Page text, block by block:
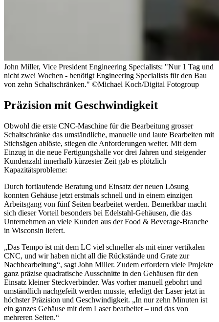
John Miller, Vice President Engineering Specialists: "Nur 1 Tag und
nicht zwei Wochen - benötigt Engineering Specialists für den Bau
von zehn Schaltschränken." ©Michael Koch/Digital Fotogroup
Präzision mit Geschwindigkeit
Obwohl die erste CNC-Maschine für die Bearbeitung grosser
Schaltschränke das umständliche, manuelle und laute Bearbeiten mit
Stichsägen ablöste, stiegen die Anforderungen weiter. Mit dem
Einzug in die neue Fertigungshalle vor drei Jahren und steigender
Kundenzahl innerhalb kürzester Zeit gab es plötzlich
Kapazitätsprobleme:
Durch fortlaufende Beratung und Einsatz der neuen Lösung
konnten Gehäuse jetzt erstmals schnell und in einem einzigen
Arbeitsgang von fünf Seiten bearbeitet werden. Bemerkbar macht
sich dieser Vorteil besonders bei Edelstahl-Gehäusen, die das
Unternehmen an viele Kunden aus der Food & Beverage-Branche
in Wisconsin liefert.
„Das Tempo ist mit dem LC viel schneller als mit einer vertikalen
CNC, und wir haben nicht all die Rückstände und Grate zur
Nachbearbeitung“, sagt John Miller. Zudem erfordern viele Projekte
ganz präzise quadratische Ausschnitte in den Gehäusen für den
Einsatz kleiner Steckverbinder. Was vorher manuell gebohrt und
umständlich nachgefeilt werden musste, erledigt der Laser jetzt in
höchster Präzision und Geschwindigkeit. „In nur zehn Minuten ist
ein ganzes Gehäuse mit dem Laser bearbeitet – und das von
mehreren Seiten.“